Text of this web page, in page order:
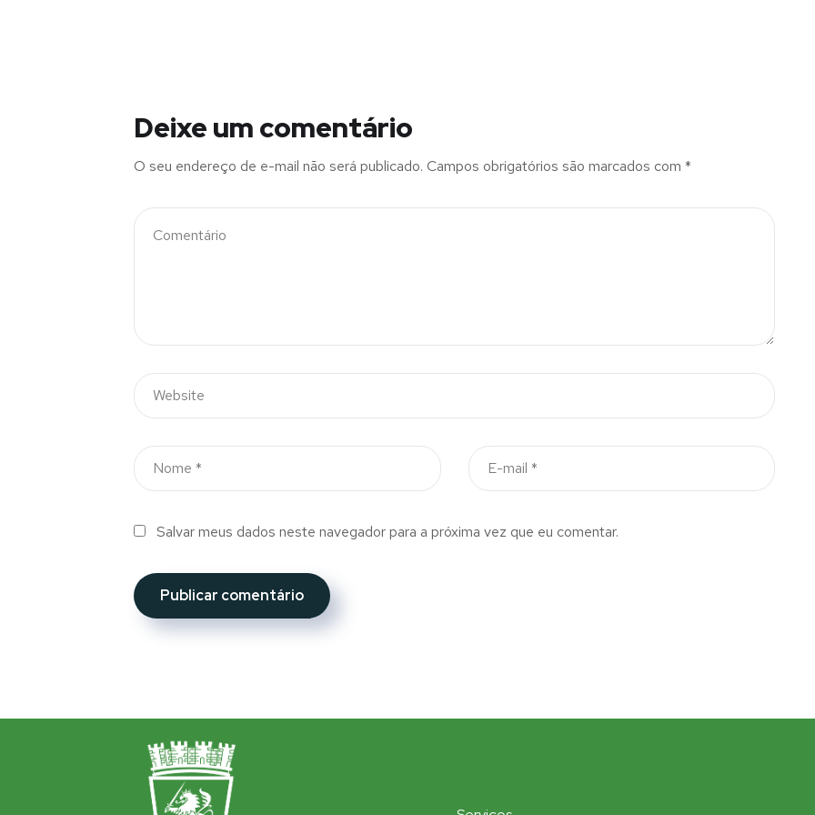
Deixe um comentário
O seu endereço de e-mail não será publicado. Campos obrigatórios são marcados com *
Salvar meus dados neste navegador para a próxima vez que eu comentar.